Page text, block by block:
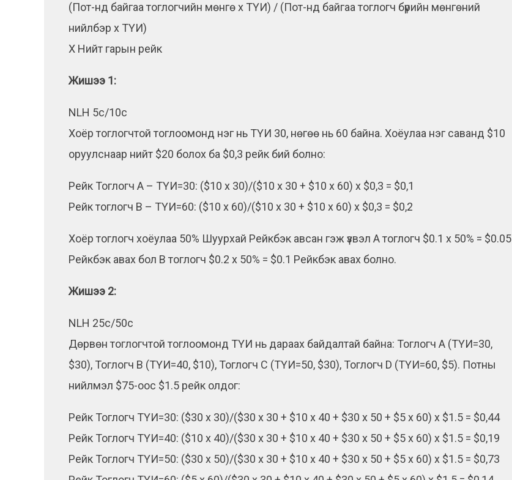
(Пот-нд байгаа тоглогчийн мөнгө x ТҮИ) / (Пот-нд байгаа тоглогч бүрийн мөнгөний
нийлбэр x ТҮИ)
X Нийт гарын рейк
Жишээ 1:
NLH 5c/10c
Хоёр тоглогчтой тоглоомонд нэг нь ТҮИ 30, нөгөө нь 60 байна. Хоёулаа нэг саванд $10
оруулснаар нийт $20 болох ба $0,3 рейк бий болно:
Рейк Тоглогч А – ТҮИ=30: ($10 x 30)/($10 x 30 + $10 x 60) x $0,3 = $0,1
Рейк тоглогч B – ТҮИ=60: ($10 x 60)/($10 x 30 + $10 x 60) x $0,3 = $0,2
Хоёр тоглогч хоёулаа 50% Шуурхай Рейкбэк авсан гэж үзвэл А тоглогч $0.1 x 50% = $0.05
Рейкбэк авах бол B тоглогч $0.2 x 50% = $0.1 Рейкбэк авах болно.
Жишээ 2:
NLH 25c/50c
Дөрвөн тоглогчтой тоглоомонд ТҮИ нь дараах байдалтай байна: Тоглогч А (ТҮИ=30,
$30), Тоглогч В (ТҮИ=40, $10), Тоглогч С (ТҮИ=50, $30), Тоглогч D (ТҮИ=60, $5). Потны
нийлмэл $75-оос $1.5 рейк олдог:
Рейк Тоглогч ТҮИ=30: ($30 x 30)/($30 x 30 + $10 x 40 + $30 x 50 + $5 x 60) x $1.5 = $0,44
Рейк Тоглогч ТҮИ=40: ($10 x 40)/($30 x 30 + $10 x 40 + $30 x 50 + $5 x 60) x $1.5 = $0,19
Рейк Тоглогч ТҮИ=50: ($30 x 50)/($30 x 30 + $10 x 40 + $30 x 50 + $5 x 60) x $1.5 = $0,73